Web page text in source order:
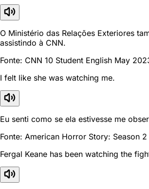
O Ministério das Relações Exteriores
assistindo à CNN.
Fonte: CNN 10 Student English May
I felt like she was watching me.
Eu senti como se ela estivesse me
Fonte: American Horror Story: Season 2
Fergal Keane has been watching the